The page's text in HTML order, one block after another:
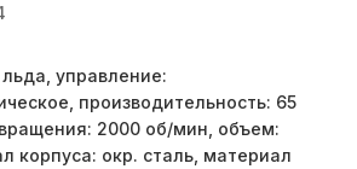
управление:
производительность: 65
вращения: 2000 об/мин, объем:
корпуса: окр. сталь, материал